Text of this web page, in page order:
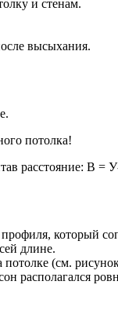
и стенам.
высыхания.
потолка!
расстояние:
который
длине.
(см.
располагался